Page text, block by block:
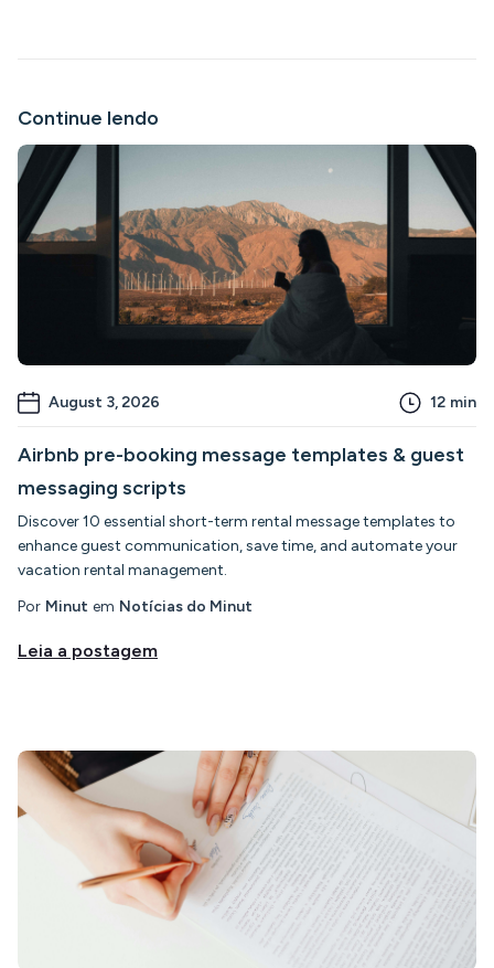
Continue lendo
August 3, 2026 12 min
Airbnb pre-booking message templates & guest
messaging scripts
Discover 10 essential short-term rental message templates to
enhance guest communication, save time, and automate your
vacation rental management.
Por Minut em Notícias do Minut
Leia a postagem